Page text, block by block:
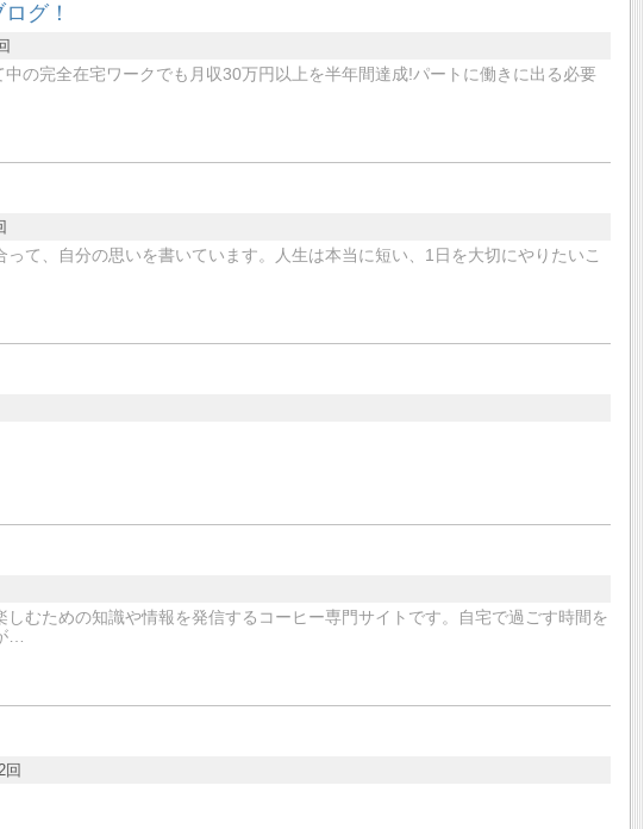
グ！
の完全在宅ワークでも月収30万円以上を半年間達成!パートに働きに出る必要
て、自分の思いを書いています。人生は本当に短い、1日を大切にやりたいこ
むための知識や情報を発信するコーヒー専門サイトです。自宅で過ごす時間を
…
回